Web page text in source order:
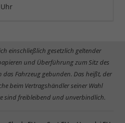
einschließlich gesetzlich geltender
und Überführung zum Sitz des
das Fahrzeug gebunden. Das heißt, der
beim Vertragshändler seiner Wahl
sind freibleibend und unverbindlich.